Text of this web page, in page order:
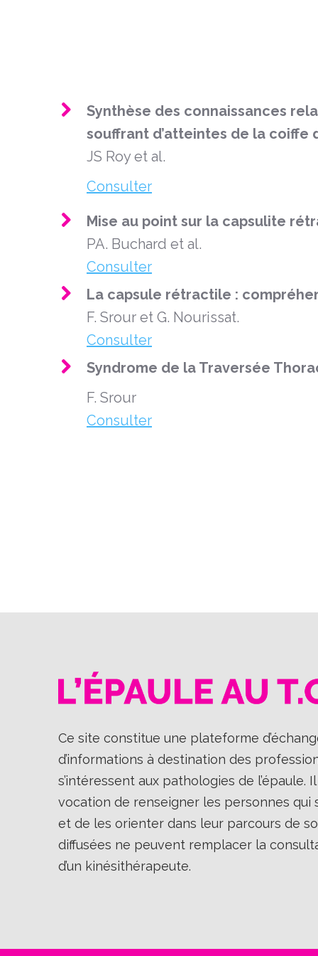
Synthèse des connaissances
souffrant d’atteintes de la coiffe
JS Roy et al.
Consulter
Mise au point sur la capsulite
PA. Buchard et al.
Consulter
La capsule rétractile :
F. Srour et G. Nourissat.
Consulter
Syndrome de la Traversée
F. Srour
Consulter
Ce site constitue une plateforme
d’informations à destination des
s’intéressent aux pathologies de l’épaule.
vocation de renseigner les personnes qui
et de les orienter dans leur parcours de
diffusées ne peuvent remplacer la
d’un kinésithérapeute.